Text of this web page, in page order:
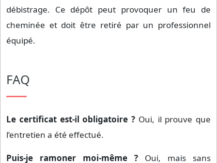
débistrage. Ce dépôt peut provoquer un feu de
cheminée et doit être retiré par un professionnel
équipé.
FAQ
Le certificat est-il obligatoire ? Oui, il prouve que
l’entretien a été effectué.
Puis-je ramoner moi-même ? Oui, mais sans